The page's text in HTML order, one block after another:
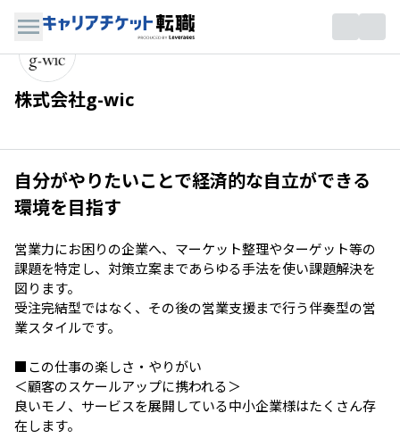
株式会社g-wic
自分がやりたいことで経済的な自立ができる
環境を目指す
営業力にお困りの企業へ、マーケット整理やターゲット等の
課題を特定し、対策立案まであらゆる手法を使い課題解決を
図ります。
受注完結型ではなく、その後の営業支援まで行う伴奏型の営
業スタイルです。
■この仕事の楽しさ・やりがい
＜顧客のスケールアップに携われる＞
良いモノ、サービスを展開している中小企業様はたくさん存
在します。